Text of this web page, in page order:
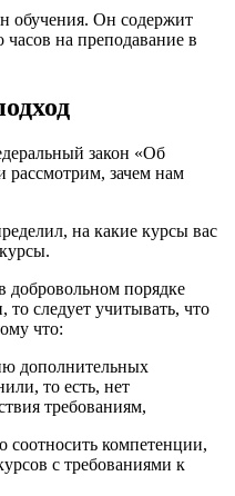
обучения. Он содержит
часов на преподавание в
закон «Об
зачем нам
на какие курсы вас
добровольном порядке
следует учитывать, что
что:
дополнительных
то есть, нет
требованиям,
соотносить компетенции,
с требованиями к